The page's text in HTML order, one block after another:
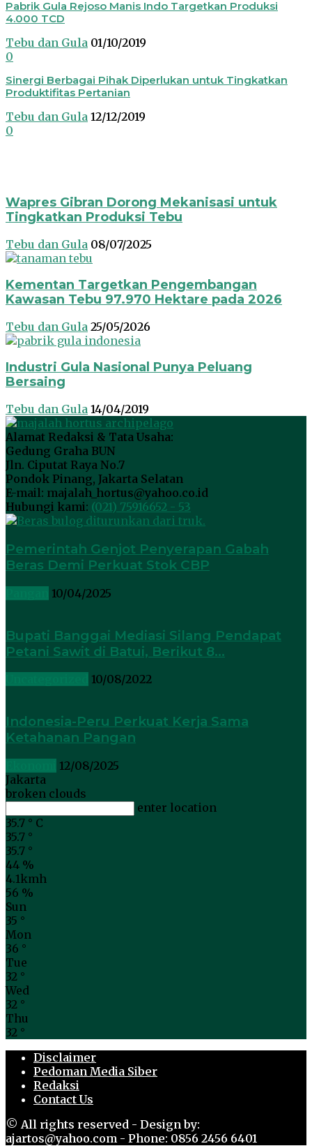
Pabrik Gula Rejoso Manis Indo Targetkan Produksi
4.000 TCD
Tebu dan Gula 01/10/2019
0
Sinergi Berbagai Pihak Diperlukan untuk Tingkatkan
Produktifitas Pertanian
Tebu dan Gula 12/12/2019
0
Wapres Gibran Dorong Mekanisasi untuk
Tingkatkan Produksi Tebu
Tebu dan Gula 08/07/2025
Kementan Targetkan Pengembangan
Kawasan Tebu 97.970 Hektare pada 2026
Tebu dan Gula 25/05/2026
Industri Gula Nasional Punya Peluang
Bersaing
Tebu dan Gula 14/04/2019
Alamat Redaksi & Tata Usaha:
Gedung Graha BUN
Jln. Ciputat Raya No.7
Pondok Pinang, Jakarta Selatan
E-mail: majalah_hortus@yahoo.co.id
Hubungi kami: (021) 75916652 - 53
Pemerintah Genjot Penyerapan Gabah
Beras Demi Perkuat Stok CBP
10/04/2025
Bupati Banggai Mediasi Silang Pendapat
Petani Sawit di Batui, Berikut 8...
10/08/2022
Indonesia-Peru Perkuat Kerja Sama
Ketahanan Pangan
12/08/2025
Jakarta
broken clouds
enter location
35.7 ° C
35.7 °
35.7 °
44 %
4.1kmh
56 %
Sun
35 °
Mon
36 °
Tue
32 °
Wed
32 °
Thu
32 °
Disclaimer
Pedoman Media Siber
Redaksi
Contact Us
© All rights reserved - Design by:
ajartos@yahoo.com - Phone: 0856 2456 6401